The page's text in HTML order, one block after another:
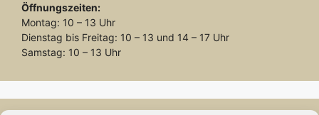
Öffnungszeiten:
Montag: 10 – 13 Uhr
Dienstag bis Freitag: 10 – 13 und 14 – 17 Uhr
Samstag: 10 – 13 Uhr